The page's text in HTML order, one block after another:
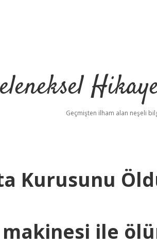
Geçmişten ilham alan neşeli
Kurusunu
ile